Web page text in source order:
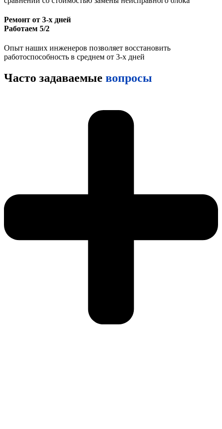
Ремонт от 3-х дней
Работаем 5/2
Опыт наших инженеров позволяет восстановить
работоспособность в среднем от 3-х дней
Часто задаваемые вопросы